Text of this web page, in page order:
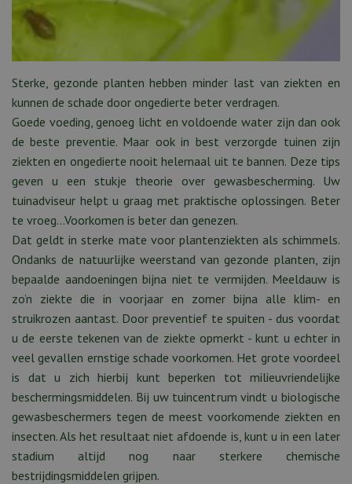
Sterke, gezonde planten hebben minder last van ziekten en
kunnen de schade door ongedierte beter verdragen.
Goede voeding, genoeg licht en voldoende water zijn dan ook
de beste preventie. Maar ook in best verzorgde tuinen zijn
ziekten en ongedierte nooit helemaal uit te bannen. Deze tips
geven u een stukje theorie over gewasbescherming. Uw
tuinadviseur helpt u graag met praktische oplossingen. Beter
te vroeg...Voorkomen is beter dan genezen.
Dat geldt in sterke mate voor plantenziekten als schimmels.
Ondanks de natuurlijke weerstand van gezonde planten, zijn
bepaalde aandoeningen bijna niet te vermijden. Meeldauw is
zo’n ziekte die in voorjaar en zomer bijna alle klim- en
struikrozen aantast. Door preventief te spuiten - dus voordat
u de eerste tekenen van de ziekte opmerkt - kunt u echter in
veel gevallen ernstige schade voorkomen. Het grote voordeel
is dat u zich hierbij kunt beperken tot milieuvriendelijke
beschermingsmiddelen. Bij uw tuincentrum vindt u biologische
gewasbeschermers tegen de meest voorkomende ziekten en
insecten. Als het resultaat niet afdoende is, kunt u in een later
stadium altijd nog naar sterkere chemische
bestrijdingsmiddelen grijpen.